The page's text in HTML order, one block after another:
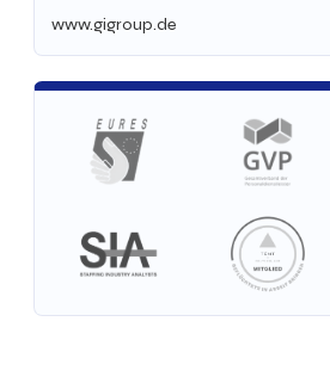
www.gigroup.de